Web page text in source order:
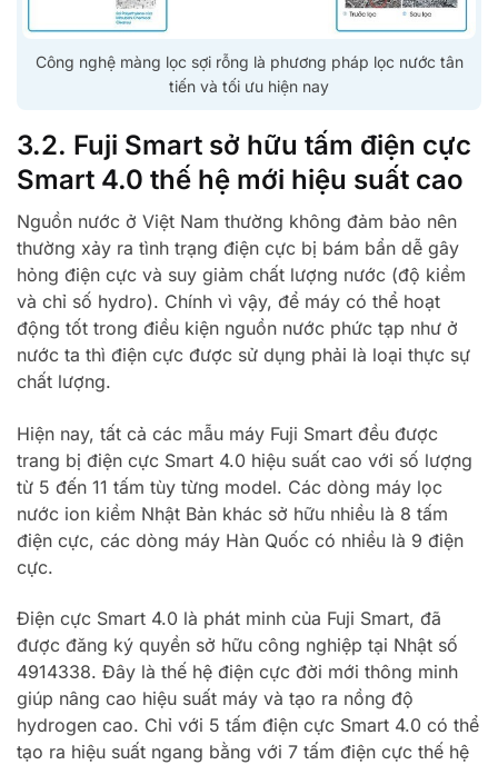
Công nghệ màng lọc sợi rỗng là phương pháp lọc nước tân
tiến và tối ưu hiện nay
3.2. Fuji Smart sở hữu tấm điện cực
Smart 4.0 thế hệ mới hiệu suất cao
Nguồn nước ở Việt Nam thường không đảm bảo nên
thường xảy ra tình trạng điện cực bị bám bẩn dễ gây
hỏng điện cực và suy giảm chất lượng nước (độ kiềm
và chỉ số hydro). Chính vì vậy, để máy có thể hoạt
động tốt trong điều kiện nguồn nước phức tạp như ở
nước ta thì điện cực được sử dụng phải là loại thực sự
chất lượng.
Hiện nay, tất cả các mẫu máy Fuji Smart đều được
trang bị điện cực Smart 4.0 hiệu suất cao với số lượng
từ 5 đến 11 tấm tùy từng model. Các dòng máy lọc
nước ion kiềm Nhật Bản khác sở hữu nhiều là 8 tấm
điện cực, các dòng máy Hàn Quốc có nhiều là 9 điện
cực.
Điện cực Smart 4.0 là phát minh của Fuji Smart, đã
được đăng ký quyền sở hữu công nghiệp tại Nhật số
4914338. Đây là thế hệ điện cực đời mới thông minh
giúp nâng cao hiệu suất máy và tạo ra nồng độ
hydrogen cao. Chỉ với 5 tấm điện cực Smart 4.0 có thể
tạo ra hiệu suất ngang bằng với 7 tấm điện cực thế hệ